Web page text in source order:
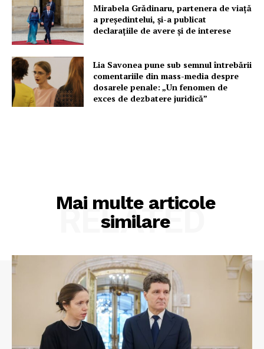
Mirabela Grădinaru, partenera de viață
a președintelui, și-a publicat
declarațiile de avere și de interese
Lia Savonea pune sub semnul întrebării
comentariile din mass-media despre
dosarele penale: „Un fenomen de
exces de dezbatere juridică”
Mai multe articole
similare
RELATED